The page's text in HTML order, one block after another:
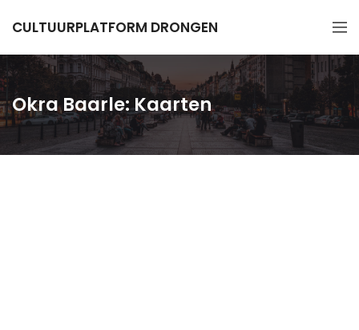
CULTUURPLATFORM DRONGEN
Okra Baarle: Kaarten